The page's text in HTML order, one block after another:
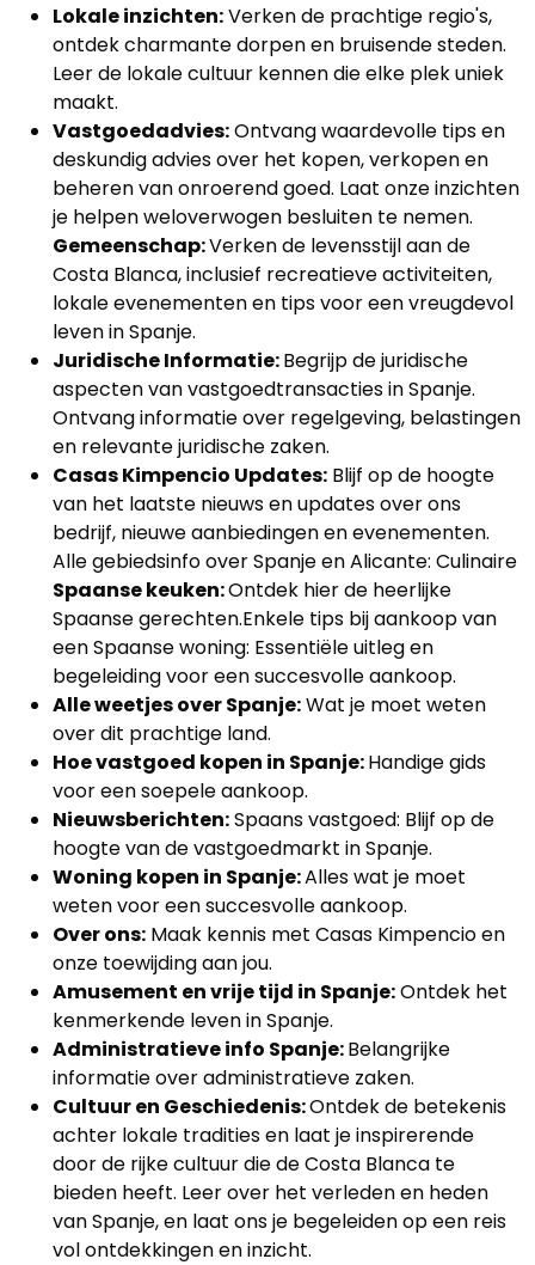
Lokale inzichten:Verken de prachtige regio's,
ontdek charmante dorpen en bruisende steden.
Leer de lokale cultuur kennen die elke plek uniek
maakt.
Vastgoedadvies:Ontvang waardevolle tips en
deskundig advies over het kopen, verkopen en
beheren van onroerend goed. Laat onze inzichten
je helpen weloverwogen besluiten te nemen.
Gemeenschap:Verken de levensstijl aan de
Costa Blanca, inclusief recreatieve activiteiten,
lokale evenementen en tips voor een vreugdevol
leven in Spanje.
Juridische Informatie:Begrijp de juridische
aspecten van vastgoedtransacties in Spanje.
Ontvang informatie over regelgeving, belastingen
en relevante juridische zaken.
Casas Kimpencio Updates: Blijf op de hoogte
van het laatste nieuws en updates over ons
bedrijf, nieuwe aanbiedingen en evenementen.
Alle gebiedsinfo over Spanje en Alicante: Culinaire
Spaanse keuken:Ontdek hier de heerlijke
Spaanse gerechten.Enkele tips bij aankoop van
een Spaanse woning: Essentiële uitleg en
begeleiding voor een succesvolle aankoop.
Alle weetjes over Spanje:Wat je moet weten
over dit prachtige land.
Hoe vastgoed kopen in Spanje:Handige gids
voor een soepele aankoop.
Nieuwsberichten:Spaans vastgoed: Blijf op de
hoogte van de vastgoedmarkt in Spanje.
Woning kopen in Spanje:Alles wat je moet
weten voor een succesvolle aankoop.
Over ons: Maak kennis met Casas Kimpencio en
onze toewijding aan jou.
Amusement en vrije tijd in Spanje:Ontdek het
kenmerkende leven in Spanje.
Administratieve info Spanje:Belangrijke
informatie over administratieve zaken.
Cultuur en Geschiedenis:Ontdek de betekenis
achter lokale tradities en laat je inspirerende
door de rijke cultuur die de Costa Blanca te
bieden heeft. Leer over het verleden en heden
van Spanje, en laat ons je begeleiden op een reis
vol ontdekkingen en inzicht.